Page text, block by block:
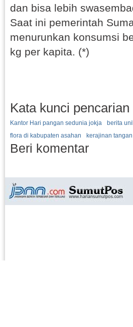
dan bisa lebih
Saat ini pemerintah
menurunkan konsumsi
kg per kapita. (*)
Kata kunci pencarian
Kantor Hari pangan sedunia jokja berita
flora di kabupaten asahan
kerajinan
Beri komentar